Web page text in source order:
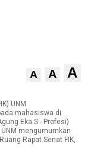
A A A
mengumumkan
Rapat Senat FIK,